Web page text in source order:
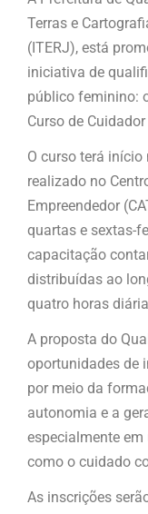
Terras e
(ITERJ), está
iniciativa de
público feminino:
Curso de
O curso terá início
realizado no
Empreendedor
quartas e sextas-
capacitação
distribuídas ao
quatro horas
A proposta do
oportunidades de
por meio da
autonomia e a
especialmente
como o cuidado
As inscrições